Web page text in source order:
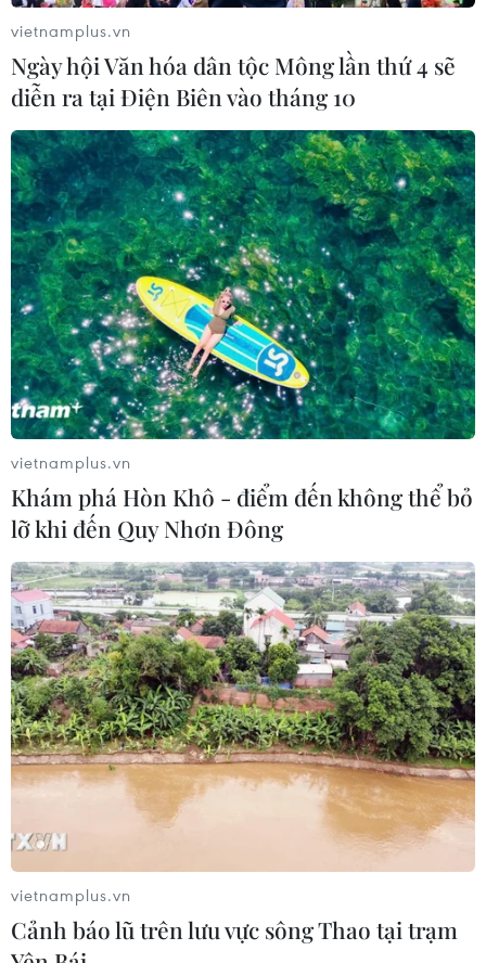
TIN CÙNG CHUYÊN MỤC
Giới thiệu Bộ sách Tuyển tập các tác
phẩm chọn lọc của Tổng Tư lệnh
Fidel Castro Ruz
05/08/2026 10:10
FAHASA mở lối đưa sách Việt
ra thế giới
30/07/2026 13:41
'Thắp lên Việt Nam': Ca khúc khơi
dậy lòng biết ơn với các thương binh-
liệt sỹ
27/07/2026 12:07
Phim về Quan họ Việt Nam chính
thức phát hành toàn cầu
25/07/2026 07:52
vietnamplus.vn
Ngày hội Văn hóa dân tộc Mông lần thứ 4 sẽ
diễn ra tại Điện Biên vào tháng 10
vietnamplus.vn
Khám phá Hòn Khô - điểm đến không thể bỏ
lỡ khi đến Quy Nhơn Đông
vietnamplus.vn
Cảnh báo lũ trên lưu vực sông Thao tại trạm